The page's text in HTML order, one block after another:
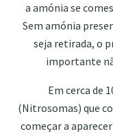
a amónia se
Sem amónia
seja retirada, o
importante
Em cerca de
(Nitrosomas) que
começar a